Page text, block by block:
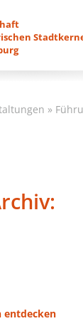
»
entdecken